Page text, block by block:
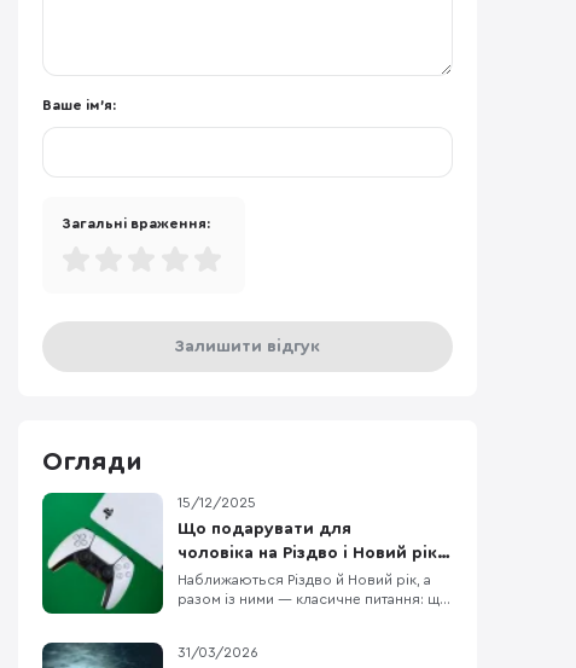
Ваше ім'я:
Загальні враження:
Залишити відгук
Огляди
15/12/2025
Що подарувати для
чоловіка на Різдво і Новий рік:
15 ідей на будь-який бюджет
Наближаються Різдво й Новий рік, а
разом із ними — класичне питання: що
ми зібрали 15 техно-ідей під різні
31/03/2026